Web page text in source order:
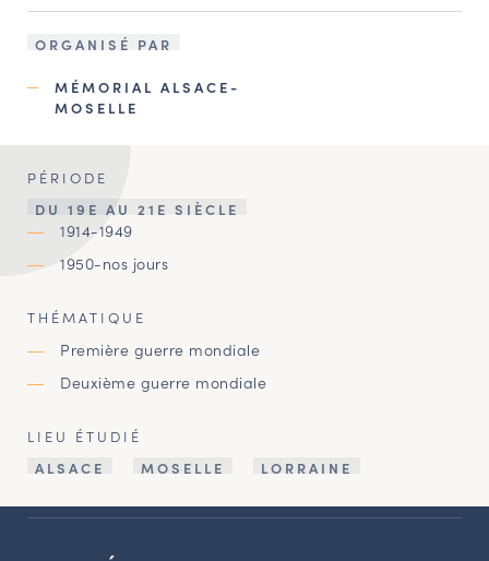
ORGANISÉ PAR
MÉMORIAL ALSACE-
MOSELLE
PÉRIODE
DU 19E AU 21E SIÈCLE
1914-1949
1950-nos jours
THÉMATIQUE
Première guerre mondiale
Deuxième guerre mondiale
LIEU ÉTUDIÉ
ALSACE
MOSELLE LORRAINE